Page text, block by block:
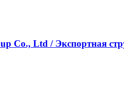
Ltd / Экспортная